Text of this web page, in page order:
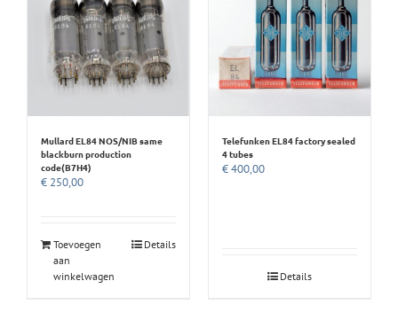
Mullard EL84 NOS/NIB same
blackburn production
code(B7H4)
€ 250,00
Toevoegen
aan
winkelwagen
Details
Telefunken EL84 factory sealed
4 tubes
€400,00
Details